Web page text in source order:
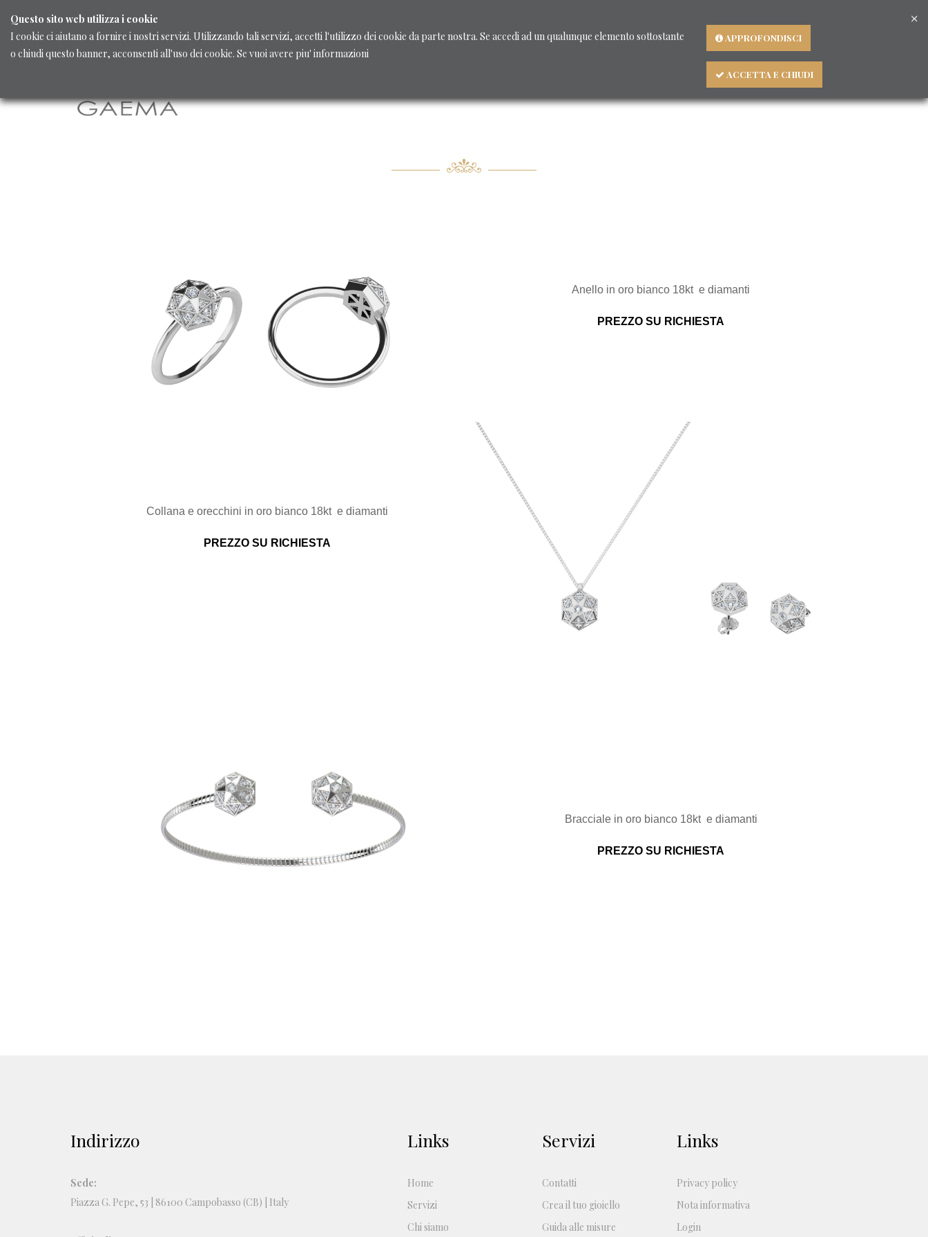
BLOG - Consigli preziosi
Anello in oro bianco 18kt e diamanti
PREZZO SU RICHIESTA
Collana e orecchini in oro bianco 18kt e diamanti
PREZZO SU RICHIESTA
Bracciale in oro bianco 18kt e diamanti
PREZZO SU RICHIESTA
Indirizzo
Sede:
Piazza G. Pepe, 53 | 86100 Campobasso (CB) | Italy
Links
Home
Servizi
Chi siamo
Servizi
Contatti
Crea il tuo gioiello
Guida alle misure
Links
Privacy policy
Nota informativa
Login
×
Questo sito web utilizza i cookie
I cookie ci aiutano a fornire i nostri servizi. Utilizzando tali servizi, accetti l'utilizzo dei cookie da parte nostra. Se accedi ad un qualunque elemento sottostante
o chiudi questo banner, acconsenti all'uso dei cookie. Se vuoi avere piu' informazioni
APPROFONDISCI
ACCETTA E CHIUDI